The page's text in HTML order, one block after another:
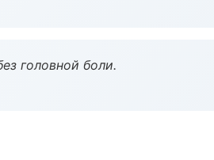
головной боли.